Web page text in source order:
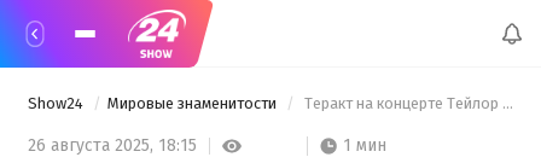
Show24 Мировые знаменитости Теракт на концерте Тейлор Свифт: суд вынес приговор 16-летнему подростку
26 августа 2025, 18:15 1 мин